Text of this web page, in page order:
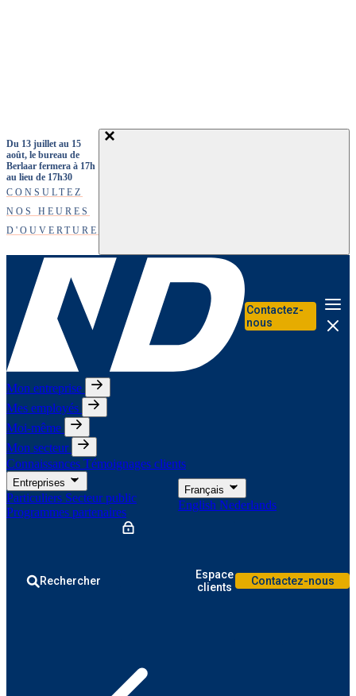
Du 13 juillet au 15
août, le bureau de
Berlaar fermera à 17h
au lieu de 17h30
CONSULTEZ
NOS HEURES
D'OUVERTURE
Contactez-
nous
Mon entreprise
Mes employés
Moi-même
Mon secteur
Connaissances Témoignages clients
Entreprises
Particuliers Secteur public
Programmes partenaires
Français
English Nederlands
Rechercher
Espace
clients
Contactez-nous